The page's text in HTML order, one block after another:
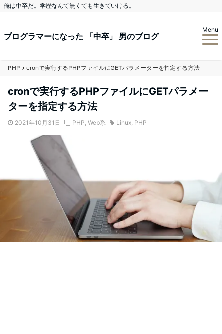
俺は中卒だ。学歴なんて無くても生きていける。
プログラマーになった 「中卒」 男のブログ
Menu
PHP cronで実行するPHPファイルにGETパラメーターを指定する方法
cronで実行するPHPファイルにGETパラメー
ターを指定する方法
2021年10月31日 PHP, Web系 Linux, PHP